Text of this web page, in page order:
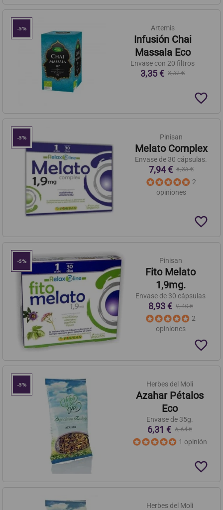
-5% Artemis
Infusión Chai
Massala Eco
Envase con 20 filtros
3,35 € 3,52 €
favorite_border
-5% Pinisan
Melato Complex
Envase de 30 cápsulas.
7,94 € 8,35 €
2
opiniones
favorite_border
-5% Pinisan
Fito Melato
1,9mg.
Envase de 30 cápsulas
8,93 € 9,40 €
2
opiniones
favorite_border
-5% Herbes del Moli
Azahar Pétalos
Eco
Envase de 35g.
6,31 € 6,64 €
1 opinión
favorite_border
Herbes del Moli